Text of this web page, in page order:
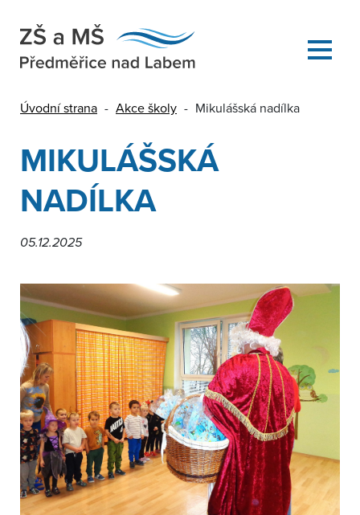
Úvodní strana - Akce školy - Mikulášská nadílka
MIKULÁŠSKÁ
NADÍLKA
05.12.2025